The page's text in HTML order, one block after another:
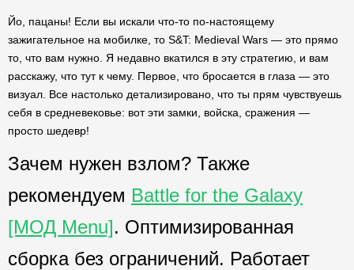
Йо, пацаны! Если вы искали что-то по-настоящему
зажигательное на мобилке, то S&T: Medieval Wars — это прямо
то, что вам нужно. Я недавно вкатился в эту стратегию, и вам
расскажу, что тут к чему. Первое, что бросается в глаза — это
визуал. Все настолько детализировано, что ты прям чувствуешь
себя в средневековье: вот эти замки, войска, сражения —
просто шедевр!
Зачем нужен взлом? Также
рекомендуем Battle for the Galaxy
[МОД Menu]. Оптимизированная
сборка без ограничений. Работает